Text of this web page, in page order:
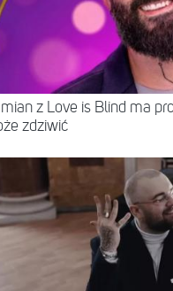
z Love is Blind ma
zdziwić